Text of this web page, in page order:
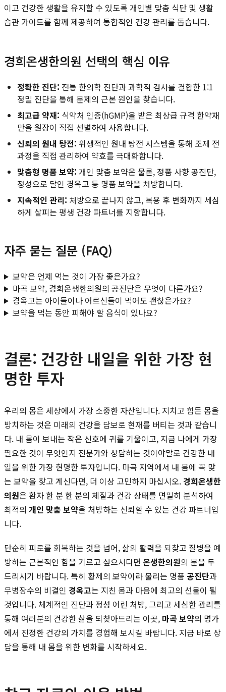
이고 건강한 생활을 유지할 수 있도록 개인별 맞춤 식단 및 생활
습관 가이드를 함께 제공하여 통합적인 건강 관리를 돕습니다.
경희온생한의원 선택의 핵심 이유
정확한 진단: 전통 한의학 진단과 과학적 검사를 결합한 1:1
정밀 진단을 통해 문제의 근본 원인을 찾습니다.
최고급 약재: 식약처 인증(hGMP)을 받은 최상급 규격 한약재
만을 원장이 직접 선별하여 사용합니다.
신뢰의 원내 탕전: 위생적인 원내 탕전 시스템을 통해 조제 전
과정을 직접 관리하여 약효를 극대화합니다.
맞춤형 명품 보약: 개인 맞춤 보약은 물론, 정품 사향 공진단,
정성으로 달인 경옥고 등 명품 보약을 처방합니다.
지속적인 관리: 처방으로 끝나지 않고, 복용 후 변화까지 세심
하게 살피는 평생 건강 파트너를 지향합니다.
자주 묻는 질문 (FAQ)
보약은 언제 먹는 것이 가장 좋은가요?
마곡 보약, 경희온생한의원의 공진단은 무엇이 다른가요?
경옥고는 아이들이나 어르신들이 먹어도 괜찮은가요?
보약을 먹는 동안 피해야 할 음식이 있나요?
결론: 건강한 내일을 위한 가장 현
명한 투자
우리의 몸은 세상에서 가장 소중한 자산입니다. 지치고 힘든 몸을
방치하는 것은 미래의 건강을 담보로 현재를 버티는 것과 같습니
다. 내 몸이 보내는 작은 신호에 귀를 기울이고, 지금 나에게 가장
필요한 것이 무엇인지 전문가와 상담하는 것이야말로 건강한 내
일을 위한 가장 현명한 투자입니다. 마곡 지역에서 내 몸에 꼭 맞
는 보약을 찾고 계신다면, 더 이상 고민하지 마십시오. 경희온생한
의원은 환자 한 분 한 분의 체질과 건강 상태를 면밀히 분석하여
최적의 개인 맞춤 보약을 처방하는 신뢰할 수 있는 건강 파트너입
니다.
단순히 피로를 회복하는 것을 넘어, 삶의 활력을 되찾고 질병을 예
방하는 근본적인 힘을 기르고 싶으시다면 온생한의원의 문을 두
드리시기 바랍니다. 특히 황제의 보약이라 불리는 명품 공진단과
무병장수의 비결인 경옥고는 지친 몸과 마음에 최고의 선물이 될
것입니다. 체계적인 진단과 정성 어린 처방, 그리고 세심한 관리를
통해 여러분의 건강한 삶을 되찾아드리는 이곳, 마곡 보약의 명가
에서 진정한 건강의 가치를 경험해 보시길 바랍니다. 지금 바로 상
담을 통해 내 몸을 위한 변화를 시작하세요.